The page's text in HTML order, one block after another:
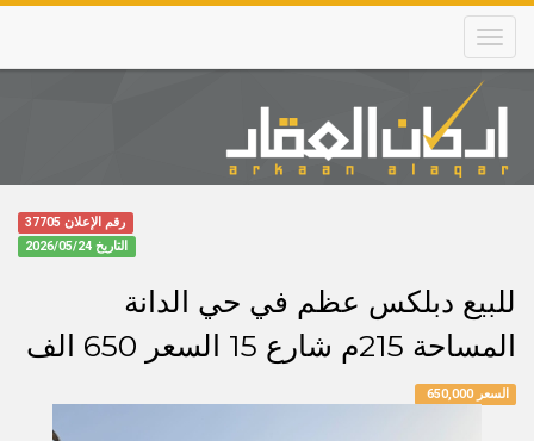
Skip
main
content
Main
navigation
رقم الإعلان 37705
التاريخ 2026/05/24
للبيع دبلكس عظم في حي الدانة
المساحة 215م شارع 15 السعر 650 الف
السعر 650,000